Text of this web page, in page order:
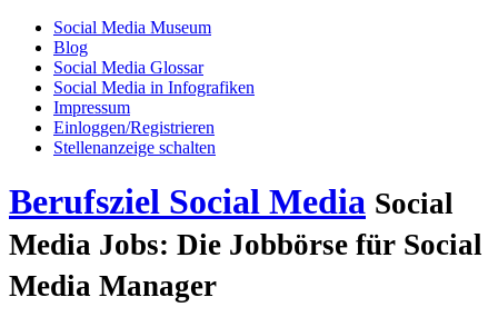
Social Media Museum
Blog
Social Media Glossar
Social Media in Infografiken
Impressum
Einloggen/Registrieren
Stellenanzeige schalten
Berufsziel Social Media Social
Media Jobs: Die Jobbörse für Social
Media Manager